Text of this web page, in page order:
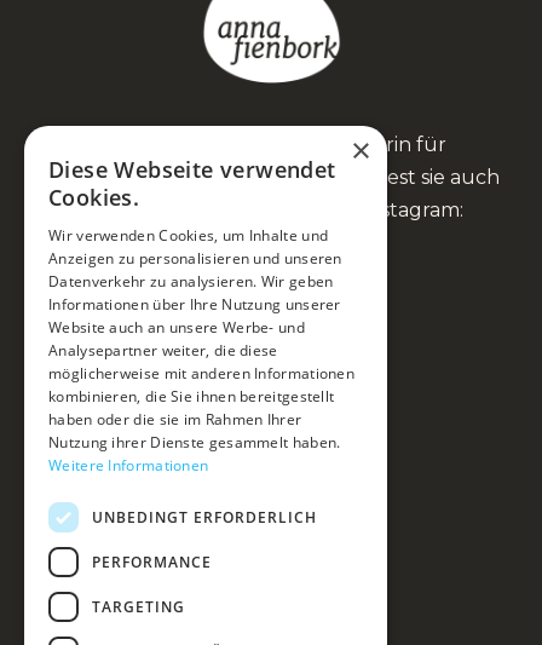
Anna Fienbork ist Heilpraktikerin für
Psychotherapie und Coach. Du findest sie auch
auf Facebook, YouTube und Instagram:
Mein Ansatz
Du & ich
Kurse & Events
Blog & Podcast
×
Diese Webseite verwendet
Cookies.
Wir verwenden Cookies, um Inhalte und
Anzeigen zu personalisieren und unseren
Datenverkehr zu analysieren. Wir geben
Informationen über Ihre Nutzung unserer
Website auch an unsere Werbe- und
Analysepartner weiter, die diese
möglicherweise mit anderen Informationen
kombinieren, die Sie ihnen bereitgestellt
haben oder die sie im Rahmen Ihrer
Nutzung ihrer Dienste gesammelt haben.
Weitere Informationen
UNBEDINGT ERFORDERLICH
PERFORMANCE
TARGETING